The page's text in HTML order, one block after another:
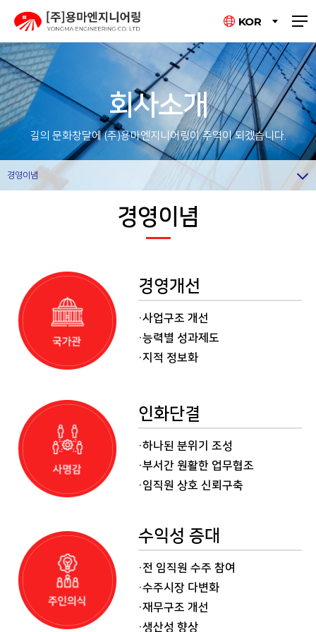
KOR
회사소개
길의 문화창달에 (주)용마엔지니어링이 주역이 되겠습니다.
경영이념
경영이념
경영개선
·사업구조 개선
·능력별 성과제도
·지적 정보화
인화단결
·하나된 분위기 조성
·부서간 원활한 업무협조
·임직원 상호 신뢰구축
수익성 증대
·전 임직원 수주 참여
·수주시장 다변화
·재무구조 개선
·생산성 향상